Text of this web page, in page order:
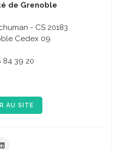
de Grenoble
- CS 20183
Cedex 09
84 39 20
AU SITE